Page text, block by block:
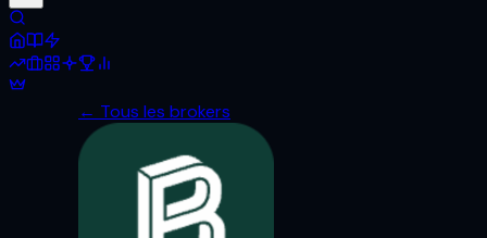
← Tous les brokers